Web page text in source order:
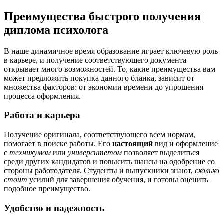
Преимущества быстрого получения
диплома психолога
В наше динамичное время образование играет ключевую роль
в карьере, и получение соответствующего документа
открывает много возможностей. То, какие преимущества вам
может предложить покупка данного бланка, зависит от
множества факторов: от экономии времени до упрощения
процесса оформления.
Работа и карьера
Получение оригинала, соответствующего всем нормам,
помогает в поиске работы. Его настоящий вид и оформление
с техникумом или университетом позволяет выделиться
среди других кандидатов и повысить шансы на одобрение со
стороны работодателя. Студенты и выпускники знают, сколько
стоит усилий для завершения обучения, и готовы оценить
подобное преимущество.
Удобство и надежность